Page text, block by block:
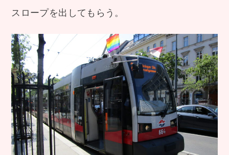
スロープを出してもらう。